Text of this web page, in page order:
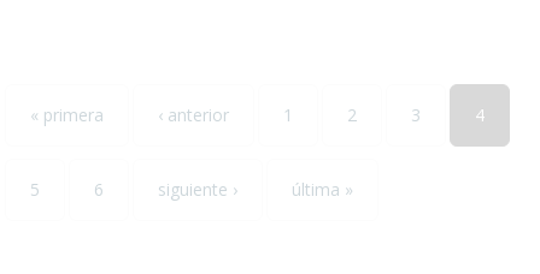
« primera ‹ anterior 1 2 3 4
5 6 siguiente › última »